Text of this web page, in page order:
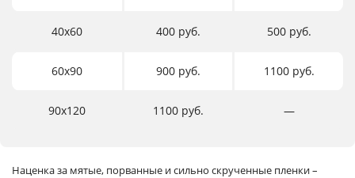
40х60 400 руб. 500 руб.
60х90 900 руб. 1100 руб.
90х120 1100 руб. ―
Наценка за мятые, порванные и сильно скрученные пленки –